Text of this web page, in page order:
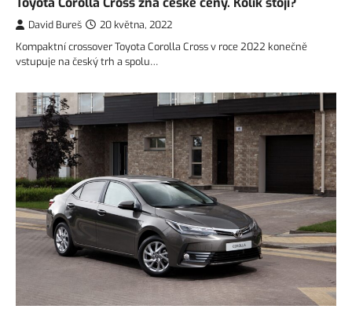
David Bureš
20 května, 2022
Kompaktní crossover Toyota Corolla Cross v roce 2022 konečně
vstupuje na český trh a spolu…